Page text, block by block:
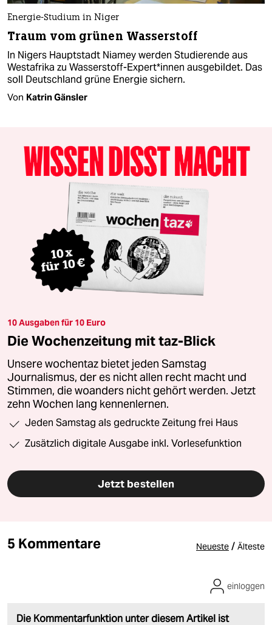
Energie-Studium in Niger
Traum vom grünen Wasserstoff
In Nigers Hauptstadt Niamey werden Studierende aus
Westafrika zu Wasserstoff-Expert*innen ausgebildet. Das
soll Deutschland grüne Energie sichern.
Von Katrin Gänsler
10 Ausgaben für 10 Euro
Die Wochenzeitung mit taz-Blick
Unsere wochentaz bietet jeden Samstag
Journalismus, der es nicht allen recht macht und
Stimmen, die woanders nicht gehört werden. Jetzt
zehn Wochen lang kennenlernen.
Jeden Samstag als gedruckte Zeitung frei Haus
Zusätzlich digitale Ausgabe inkl. Vorlesefunktion
Jetzt bestellen
5 Kommentare Neueste / Älteste
Die Kommentarfunktion unter diesem Artikel ist
einloggen